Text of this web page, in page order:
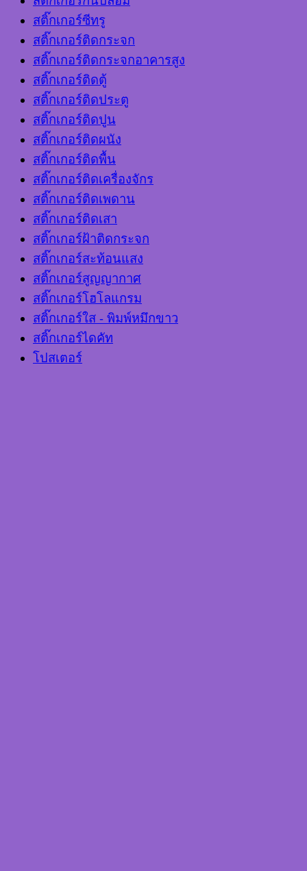
สติ๊กเกอร์ซีทรู
สติ๊กเกอร์ติดกระจก
สติ๊กเกอร์ติดกระจกอาคารสูง
สติ๊กเกอร์ติดตู้
สติ๊กเกอร์ติดประตู
สติ๊กเกอร์ติดปูน
สติ๊กเกอร์ติดผนัง
สติ๊กเกอร์ติดพื้น
สติ๊กเกอร์ติดเครื่องจักร
สติ๊กเกอร์ติดเพดาน
สติ๊กเกอร์ติดเสา
สติ๊กเกอร์ฝ้าติดกระจก
สติ๊กเกอร์สะท้อนแสง
สติ๊กเกอร์สูญญากาศ
สติ๊กเกอร์โฮโลแกรม
สติ๊กเกอร์ใส - พิมพ์หมึกขาว
สติ๊กเกอร์ไดคัท
โปสเตอร์